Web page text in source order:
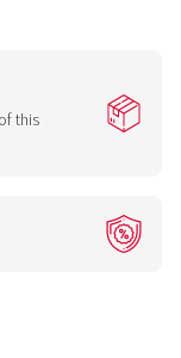
this